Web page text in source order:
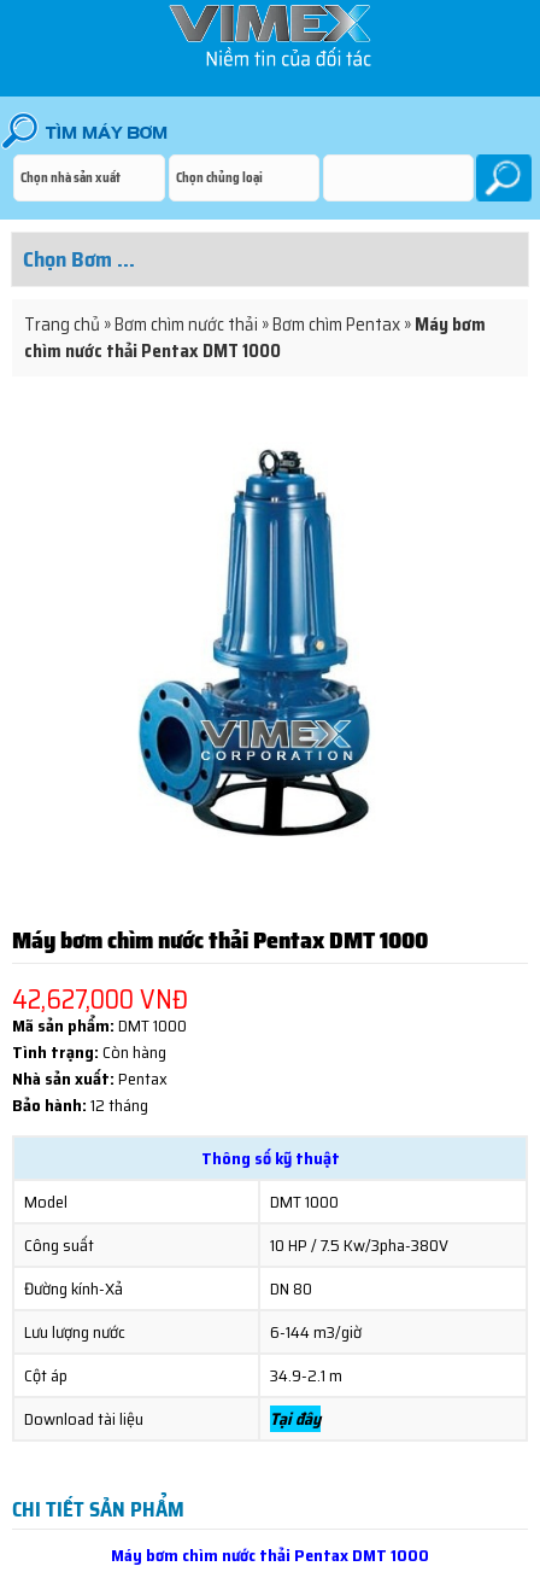
Trang chủ »Bơm chìm nước thải »Bơm chìm Pentax»Máy bơm
chìm nước thải Pentax DMT 1000
Máy bơm chìm nước thải Pentax DMT 1000
42,627,000 VNĐ
Mã sản phẩm:DMT 1000
Tình trạng:Còn hàng
Nhà sản xuất:Pentax
Bảo hành:12 tháng
Thông số kỹ thuật
Model
DMT 1000
Công suất
10 HP / 7.5 Kw/3pha-380V
Đường kính-Xả
DN 80
Lưu lượng nước
6-144 m3/giờ
Cột áp
34.9-2.1 m
Download tài liệu
Tại đây
CHI TIẾT SẢN PHẨM
Máy bơm chìm nước thải Pentax DMT 1000